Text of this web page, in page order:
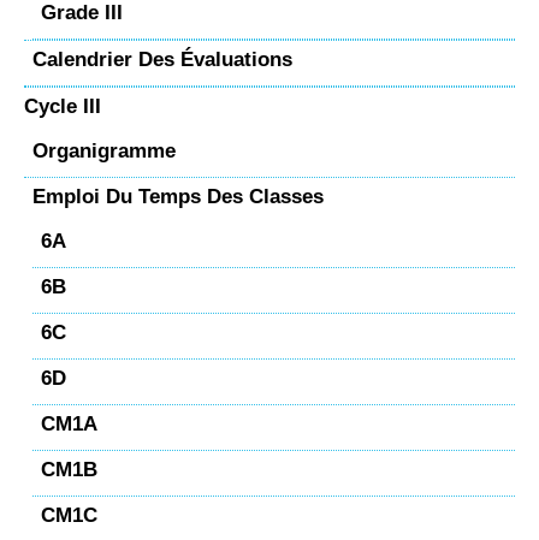
Grade III
Calendrier Des Évaluations
Cycle III
Organigramme
Emploi Du Temps Des Classes
6A
6B
6C
6D
CM1A
CM1B
CM1C